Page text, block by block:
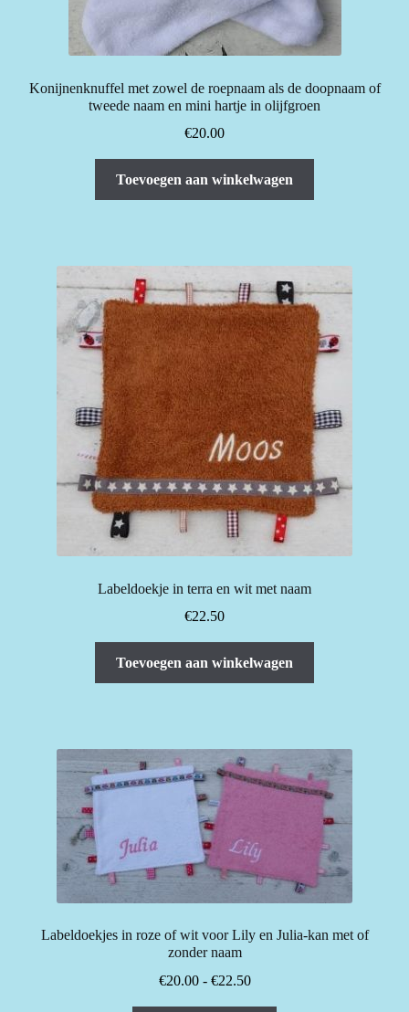
Konijnenknuffel met zowel de roepnaam als de doopnaam of
tweede naam en mini hartje in olijfgroen
€20.00
Toevoegen aan winkelwagen
Labeldoekje in terra en wit met naam
€22.50
Toevoegen aan winkelwagen
Labeldoekjes in roze of wit voor Lily en Julia-kan met of
zonder naam
€20.00 - €22.50Prijsklasse: